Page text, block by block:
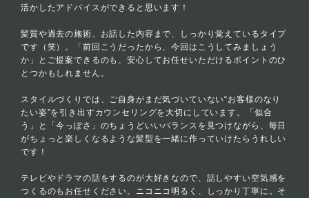
活かしたアドバイスができると思います！
髪質や過去の施術、お話した内容まで、しっかり覚えているタイプ
です（笑）。「前回こうだったから、今回はこうしてみましょう
か」とご提案できるのも、安心してお任せいただけるポイントのひ
とつかもしれません。
スタイルづくりでは、ご自身がまだ気づいていない“お客様のなり
たい姿”を引き出すカウンセリングを大切にしています。「似合
う」と「今っぽさ」のちょうどいいバランスを見つけながら、毎日
がちょっと楽しくなるような髪型を一緒に作っていけたらうれしい
です！
テレビやドラマの話をするのが大好きなので、話しやすい空気感を
つくるのもお任せください。ニコニコ明るく、しっかり丁寧に。そ